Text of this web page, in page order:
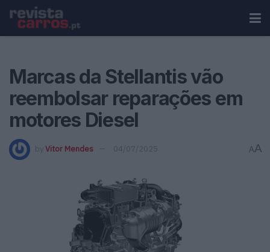
Marcas da Stellantis vão
reembolsar reparações em
motores Diesel
by Vitor Mendes 04/07/2025 AA